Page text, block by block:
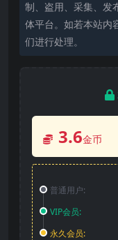
制、盗用、采集、发
体平台。如若本站内
们进行处理。
3.6金币
普通用户:
VIP会员:
永久会员: